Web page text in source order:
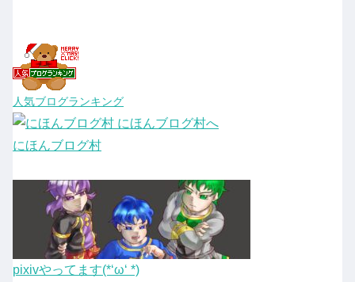
人気ブログランキング
にほんブログ村
pixivやってます(*‘ω‘ *)